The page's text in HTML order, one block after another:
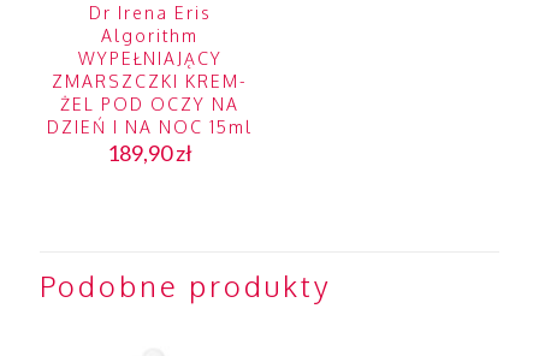
Dr Irena Eris
Algorithm
WYPEŁNIAJĄCY
ZMARSZCZKI KREM-
ŻEL POD OCZY NA
DZIEŃ I NA NOC 15ml
189,90zł
Podobne produkty